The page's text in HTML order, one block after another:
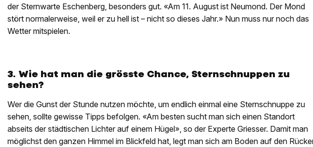
der Sternwarte Eschenberg, besonders gut. «Am 11. August ist ­Neumond. Der Mond
stört normalerweise, weil er zu hell ist – nicht so dieses Jahr.» Nun muss nur noch das
Wetter mitspielen.
3. Wie hat man die grösste Chance, Sternschnuppen zu
sehen?
Wer die Gunst der Stunde nutzen möchte, um endlich einmal eine Sternschnuppe zu
sehen, sollte gewisse Tipps befolgen. «Am besten sucht man sich einen Standort
abseits der städtischen Lichter auf einem Hügel», so der Experte Griesser. Damit man
möglichst den ganzen Himmel im Blickfeld hat, legt man sich am Boden auf den